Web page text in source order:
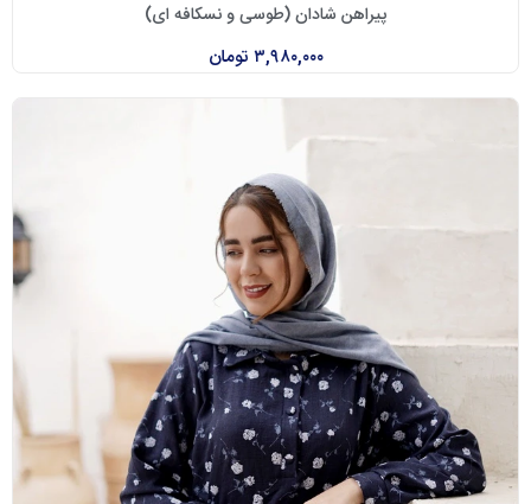
پیراهن شادان (طوسی و نسکافه ای)
۳,۹۸۰,۰۰۰ تومان